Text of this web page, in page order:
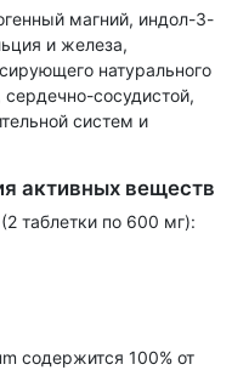
магний, индол-3-
и железа,
натурального
сосудистой,
систем и
активных веществ
таблетки по 600 мг):
содержится 100% от